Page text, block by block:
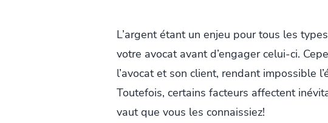
L’argent étant un enjeu pour tous les
votre avocat avant d’engager celui-ci.
l’avocat et son client, rendant impossible
Toutefois, certains facteurs affectent
vaut que vous les connaissiez!